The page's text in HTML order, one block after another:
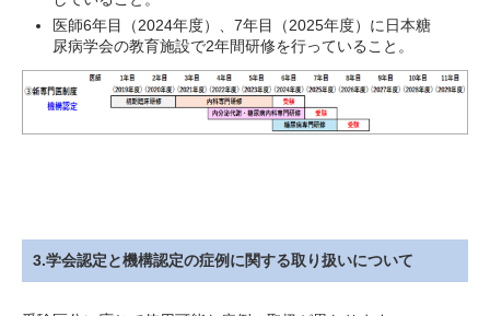
医師6年目（2024年度）、7年目（2025年度）に日本糖
尿病学会の教育施設で2年間研修を行っていること。
3.学会認定と機構認定の症例に関する取り扱いについて